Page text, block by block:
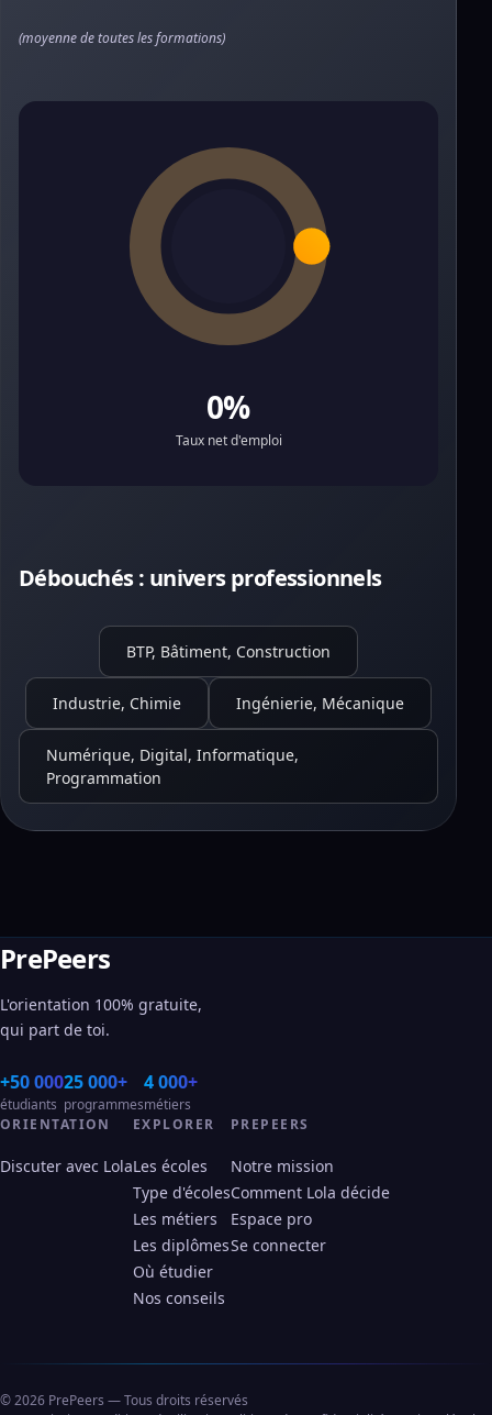
(moyenne de toutes les formations)
0%
Taux net d'emploi
Débouchés : univers professionnels
BTP, Bâtiment, Construction
Industrie, Chimie Ingénierie, Mécanique
Numérique, Digital, Informatique,
Programmation
PrePeers
L'orientation 100% gratuite,
qui part de toi.
+50 000
étudiants
25 000+
programmes
4 000+
métiers
ORIENTATION
Discuter avec Lola
EXPLORER
Les écoles
Type d'écoles
Les métiers
Les diplômes
Où étudier
Nos conseils
PREPEERS
Notre mission
Comment Lola décide
Espace pro
Se connecter
© 2026 PrePeers — Tous droits réservés